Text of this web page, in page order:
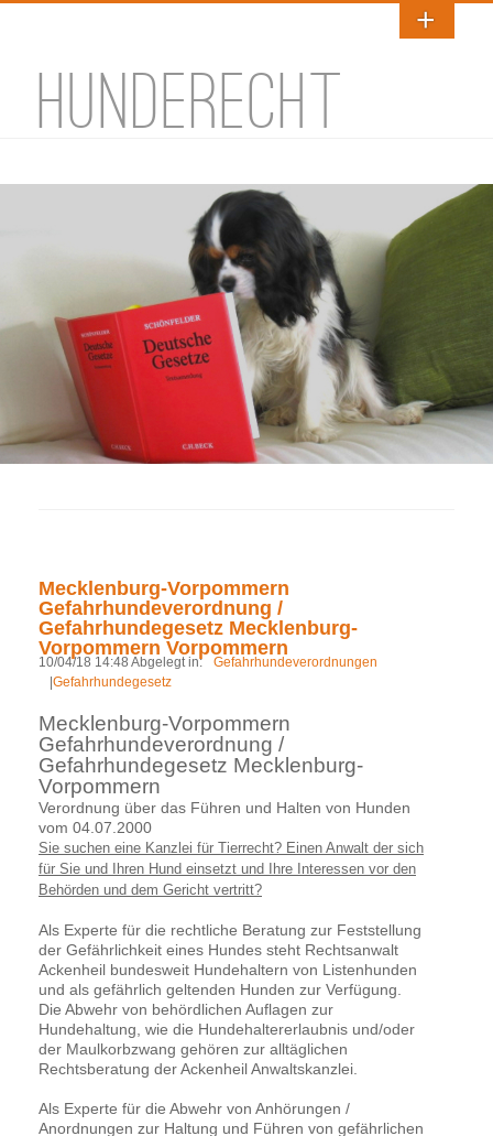
HUNDERECHT
Mecklenburg-Vorpommern
Gefahrhundeverordnung /
Gefahrhundegesetz Mecklenburg-
Vorpommern Vorpommern
10/04/18 14:48 Abgelegt in:
Gefahrhundeverordnungen
|Gefahrhundegesetz
Mecklenburg-Vorpommern
Gefahrhundeverordnung /
Gefahrhundegesetz Mecklenburg-
Vorpommern
Verordnung über das Führen und Halten von Hunden
vom 04.07.2000
Sie suchen eine Kanzlei für Tierrecht? Einen Anwalt der sich
für Sie und Ihren Hund einsetzt und Ihre Interessen vor den
Behörden und dem Gericht vertritt?
Als Experte für die rechtliche Beratung zur Feststellung
der Gefährlichkeit eines Hundes steht Rechtsanwalt
Ackenheil bundesweit Hundehaltern von Listenhunden
und als gefährlich geltenden Hunden zur Verfügung.
Die Abwehr von behördlichen Auflagen zur
Hundehaltung, wie die Hundehaltererlaubnis und/oder
der Maulkorbzwang gehören zur alltäglichen
Rechtsberatung der Ackenheil Anwaltskanzlei.
Als Experte für die Abwehr von Anhörungen /
Anordnungen zur Haltung und Führen von gefährlichen